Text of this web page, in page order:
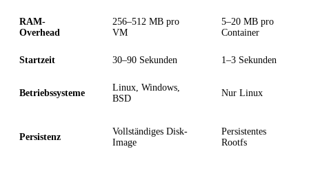
RAM-
Overhead
256–512 MB pro
VM
5–20 MB pro
Container
Startzeit 30–90 Sekunden 1–3 Sekunden
Betriebssysteme
Linux, Windows,
BSD
Nur Linux
Persistenz
Vollständiges Disk-
Image
Persistentes
Rootfs